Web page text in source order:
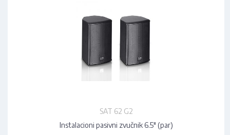
SAT 62 G2
Instalacioni pasivni zvučnik 6.5" (par)